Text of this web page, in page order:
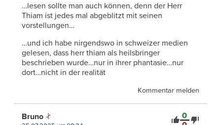
…lesen sollte man auch können, denn der Herr
Thiam ist jedes mal abgeblitzt mit seinen
vorstellungen…
…und ich habe nirgendswo in schweizer medien
gelesen, dass herr thiam als heilsbringer
beschrieben wurde…nur in ihrer phantasie…nur
dort…nicht in der realität
Kommentar melden
0
Bruno